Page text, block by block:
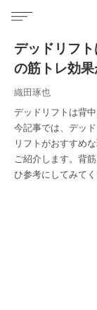
デッドリフ
の筋トレ効
織田琢也
デッドリフトは背
今記事では、デッ
リフトがおすすめ
ご紹介します。背
ひ参考にしてみてく